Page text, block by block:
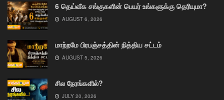
6 தெய்வீக சங்குகளின் பெயர் உங்களுக்கு தெரியுமா?
AUGUST 6, 2026
மாற்றமே பிரபஞ்சத்தின் நித்திய சட்டம்
AUGUST 5, 2026
சில நேரங்களில்?
JULY 20, 2026